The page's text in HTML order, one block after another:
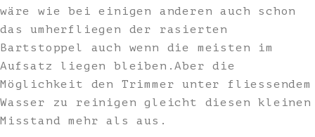
wäre wie bei einigen anderen auch schon
das umherfliegen der rasierten
Bartstoppel auch wenn die meisten im
Aufsatz liegen bleiben.Aber die
Möglichkeit den Trimmer unter fliessendem
Wasser zu reinigen gleicht diesen kleinen
Misstand mehr als aus.